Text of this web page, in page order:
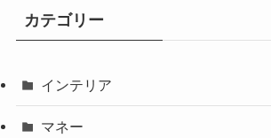
カテゴリー
インテリア
マネー